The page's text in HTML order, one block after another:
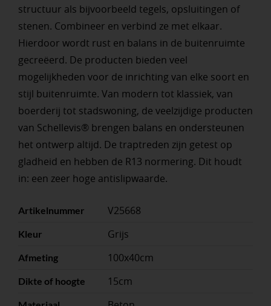
structuur als bijvoorbeeld tegels, opsluitingen of
stenen. Combineer en verbind ze met elkaar.
Hierdoor wordt rust en balans in de buitenruimte
gecreëerd. De producten bieden veel
mogelijkheden voor de inrichting van elke soort en
stijl buitenruimte. Van modern tot klassiek, van
boerderij tot stadswoning, de veelzijdige producten
van Schellevis® brengen balans en ondersteunen
het ontwerp altijd. De traptreden zijn getest op
gladheid en hebben de R13 normering. Dit houdt
in: een zeer hoge antislipwaarde.
Artikelnummer V25668
Kleur Grijs
Afmeting 100x40cm
Dikte of hoogte 15cm